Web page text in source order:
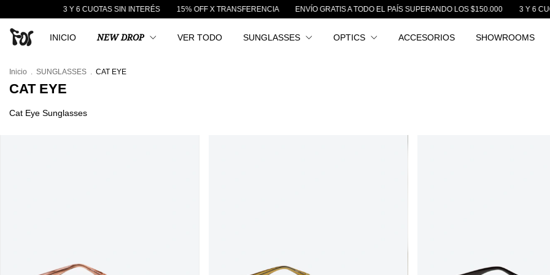
3 Y 6 CUOTAS SIN INTERÉS 15% OFF X TRANSFERENCIA ENVÍO GRATIS A TODO EL PAÍS SUPERANDO LOS $150.000 3 Y 6 CUOTAS SIN
INICIO NEW DROP VER TODO SUNGLASSES OPTICS ACCESORIOS SHOWROOMS
Inicio . SUNGLASSES . CAT EYE
CAT EYE
Cat Eye Sunglasses